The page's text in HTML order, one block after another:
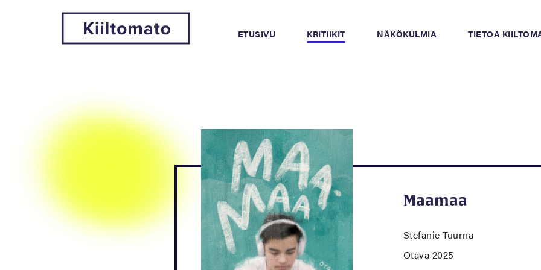
ETUSIVU KRITIIKIT NÄKÖKULMIA TIETOA
Maamaa
Stefanie Tuurna
Otava 2025